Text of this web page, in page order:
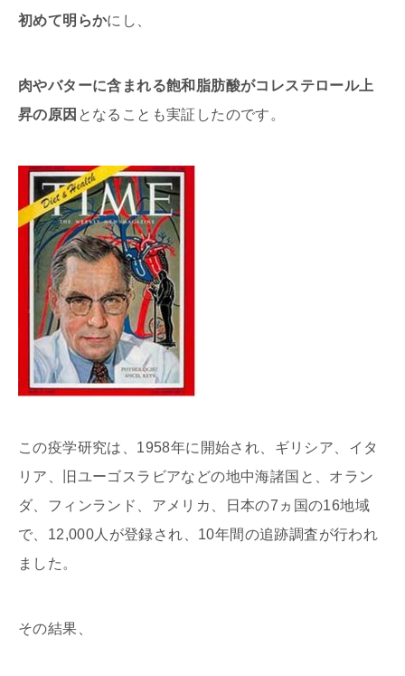
初めて明らかにし、
肉やバターに含まれる飽和脂肪酸がコレステロール上
昇の原因 となることも実証したのです。
この疫学研究は、1958年に開始され、ギリシア、イタ
リア、旧ユーゴスラビアなどの地中海諸国と、オラン
ダ、フィンランド、アメリカ、日本の7ヵ国の16地域
で、12,000人が登録され、10年間の追跡調査が行われ
ました。
その結果、